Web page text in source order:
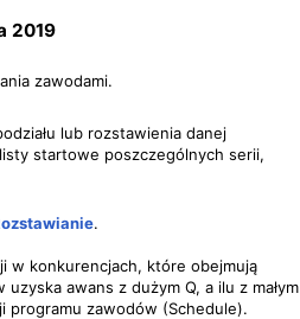
2019
zawodami.
lub rozstawienia danej
startowe poszczególnych serii,
.
w konkurencjach, które obejmują
awans z dużym Q, a ilu z małym
programu zawodów (Schedule).